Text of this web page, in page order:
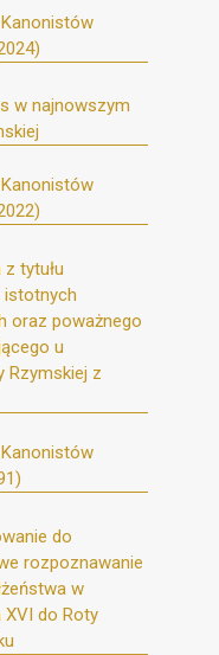
w najnowszym
tytułu
istotnych
oraz poważnego
u
Rzymskiej z
do
rozpoznawanie
w
XVI do Roty